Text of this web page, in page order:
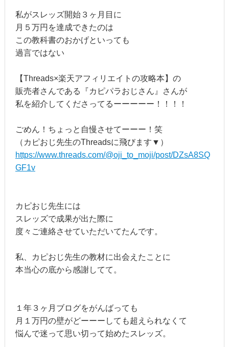
私がスレッズ開始３ヶ月目に
月５万円を達成できたのは
この教科書のおかげといっても
過言ではない
【Threads×楽天アフィリエイトの攻略本】の
販売者さんである『カピパラおじさん』さんが
私を紹介してくださってるーーーーー！！！！
ごめん！ちょっと自慢させてーーー！笑
（カピおじ先生のThreadsに飛びます▼）
https://www.threads.com/@oji_to_moji/post/DZsA8SQ
GF1v
カピおじ先生には
スレッズで成果が出た際に
度々ご連絡させていただいてたんです。
私、カピおじ先生の教材に出会えたことに
本当心の底から感謝してて。
１年３ヶ月ブログをがんばっても
月１万円の壁がどーーーしても超えられなくて
悩んで迷って思い切って始めたスレッズ。